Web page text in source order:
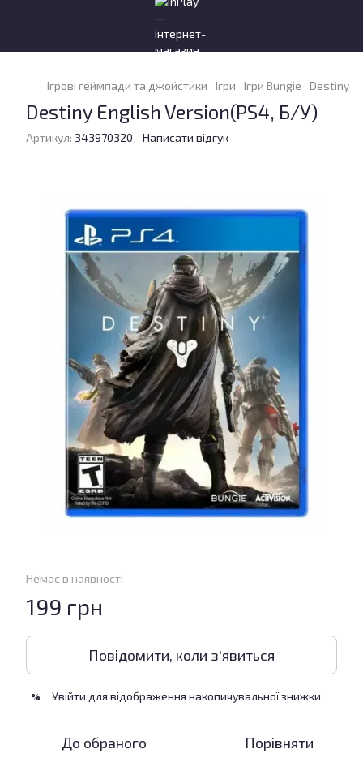
Ігрові геймпади та джойстики Ігри Ігри Bungie Destiny
Destiny English Version(PS4, Б/У)
Артикул: 343970320 Написати відгук
Немає в наявності
199 грн
Повідомити, коли з'явиться
% Увійти для відображення накопичувальної знижки
До обраного Порівняти